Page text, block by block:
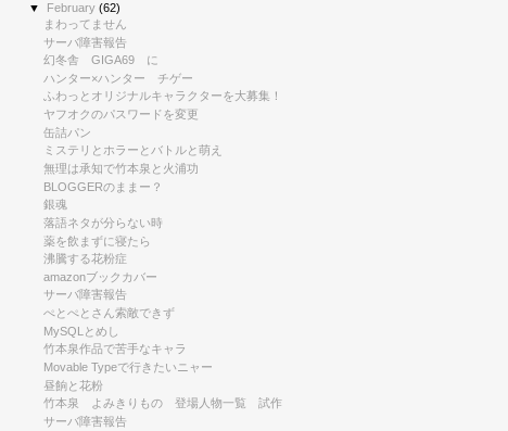
▼
February(62)
まわってません
サーバ障害報告
幻冬舎 GIGA69 に
ハンター×ハンター チゲー
ふわっとオリジナルキャラクターを大募集！
ヤフオクのパスワードを変更
缶詰パン
ミステリとホラーとバトルと萌え
無理は承知で竹本泉と火浦功
BLOGGERのままー？
銀魂
落語ネタが分らない時
薬を飲まずに寝たら
沸騰する花粉症
amazonブックカバー
サーバ障害報告
ぺとぺとさん索敵できず
MySQLとめし
竹本泉作品で苦手なキャラ
Movable Typeで行きたいニャー
昼餉と花粉
竹本泉 よみきりもの 登場人物一覧 試作
サーバ障害報告